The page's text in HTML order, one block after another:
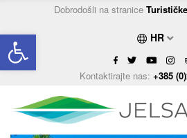
Open toolbar
Dobrodošli na stranice
HR
Kontaktirajte nas: +385